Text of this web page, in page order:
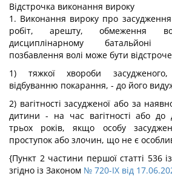
Відстрочка виконання вироку
1. Виконання вироку про
робіт, арешту, обмеження
дисциплінарному батальйоні
позбавлення волі може бути
1) тяжкої хвороби
відбуванню покарання, - до його
2) вагітності засудженої або за
дитини - на час вагітності або до
трьох років, якщо особу
проступок або злочин, що не є
{Пункт 2 частини першої статті 536
згідно із Законом № 720-IX від